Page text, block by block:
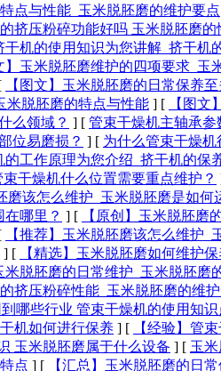
点与性能_玉米脱胚磨的维护要点
挤压粉碎功能好吗 玉米脱胚磨
干机的使用知识为您讲解_挤干机
】玉米脱胚磨维护的四项要求_玉
【图文】玉米脱胚磨的日常保养
米脱胚磨的特点与性能 ] [ 【图文
么领域？ ] [ 管束干燥机主轴承参
位易磨损？ ] [ 为什么管束干燥机
的工作原理为您介绍_挤干机的保
束干燥机什么位置需要重点维护？
磨该怎么维护_玉米脱胚磨是如何
哪里？ ] [ 【原创】玉米脱胚磨
【推荐】玉米脱胚磨该怎么维护_
] [ 【精选】玉米脱胚磨如何维护
米脱胚磨的日常维护_玉米脱胚磨
挤压粉碎性能_玉米脱胚磨的维
哪些行业 管束干燥机的使用知识
机如何进行保养 ] [ 【经验】管
玉米脱胚磨属于什么设备 ] [ 玉
点 ] [ 【汇总】玉米脱胚磨的日